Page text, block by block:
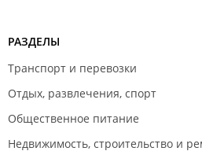
РАЗДЕЛЫ
Транспорт и перевозки
Отдых, развлечения, спорт
Общественное питание
Недвижимость, строительство и